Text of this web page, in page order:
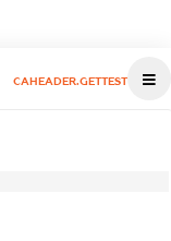
CAHEADER.GETTEST